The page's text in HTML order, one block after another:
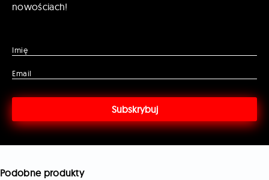
nowościach!
Imię
Email
Podobne produkty